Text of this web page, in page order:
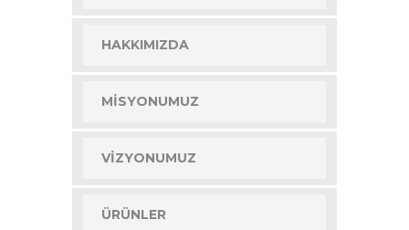
HAKKIMIZDA
MISYONUMUZ
VIZYONUMUZ
ÜRÜNLER